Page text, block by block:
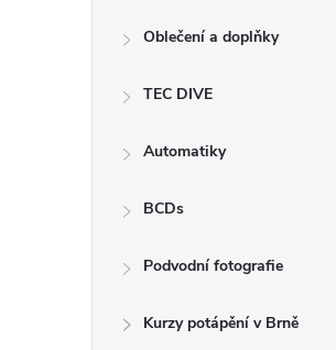
Oblečení a doplňky
TEC DIVE
Automatiky
BCDs
Podvodní fotografie
Kurzy potápění v Brně